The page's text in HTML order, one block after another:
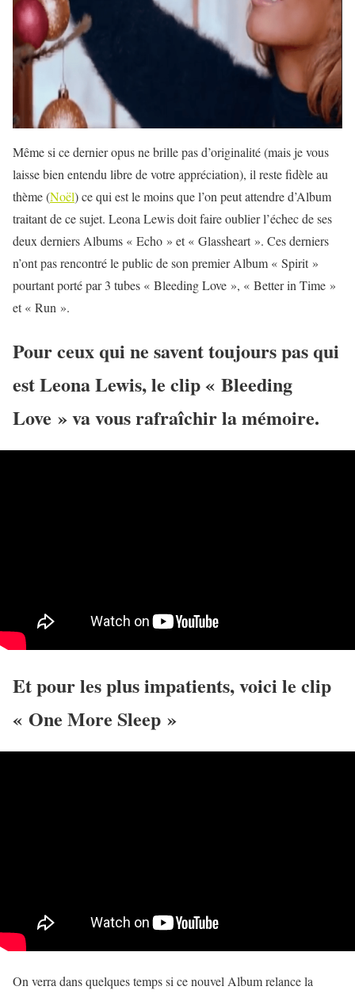
Même si ce dernier opus ne brille pas d’originalité (mais je vous
laisse bien entendu libre de votre appréciation), il reste fidèle au
thème (Noël) ce qui est le moins que l’on peut attendre d’Album
traitant de ce sujet. Leona Lewis doit faire oublier l’échec de ses
deux derniers Albums « Echo » et « Glassheart ». Ces derniers
n’ont pas rencontré le public de son premier Album « Spirit »
pourtant porté par 3 tubes « Bleeding Love », « Better in Time »
et « Run ».
Pour ceux qui ne savent toujours pas qui
est Leona Lewis, le clip « Bleeding
Love » va vous rafraîchir la mémoire.
Et pour les plus impatients, voici le clip
« One More Sleep »
On verra dans quelques temps si ce nouvel Album relance la